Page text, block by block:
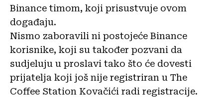
Binance timom, koji prisustvuje ovom
događaju.
Nismo zaboravili ni postojeće Binance
korisnike, koji su također pozvani da
sudjeluju u proslavi tako što će dovesti
prijatelja koji još nije registriran u The
Coffee Station Kovačići radi registracije.